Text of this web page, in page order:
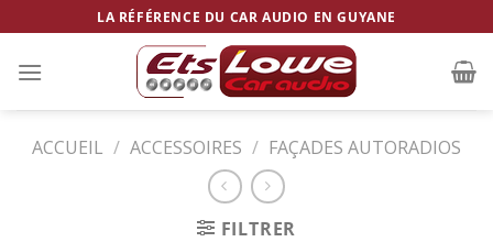
to
content
LA RÉFÉRENCE DU CAR AUDIO EN GUYANE
ACCUEIL / ACCESSOIRES / FAÇADES AUTORADIOS
FILTRER